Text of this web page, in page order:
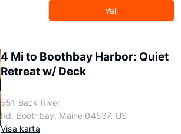
Välj
4 Mi to Boothbay Harbor: Quiet
Retreat w/ Deck
551 Back River
Rd, Boothbay, Maine 04537, US
Visa karta